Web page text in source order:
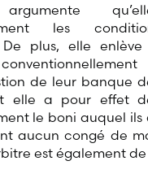
les
De plus, elle
de leur banque
elle a pour effet
le boni auquel
aucun congé de
est également